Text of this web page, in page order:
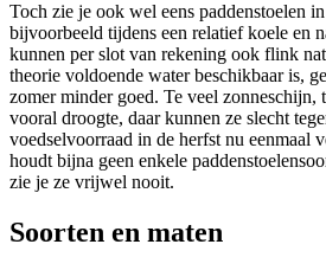
Toch zie je ook wel eens paddenstoelen
bijvoorbeeld tijdens een relatief koele en
kunnen per slot van rekening ook flink
theorie voldoende water beschikbaar is,
zomer minder goed. Te veel zonneschijn,
vooral droogte, daar kunnen ze slecht
voedselvoorraad in de herfst nu eenmaal
houdt bijna geen enkele
zie je ze vrijwel nooit.
Soorten en maten